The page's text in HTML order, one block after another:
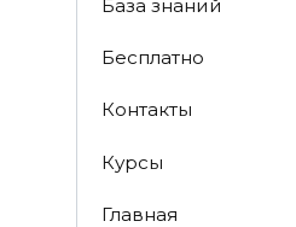
База знаний
Бесплатно
Контакты
Курсы
Главная